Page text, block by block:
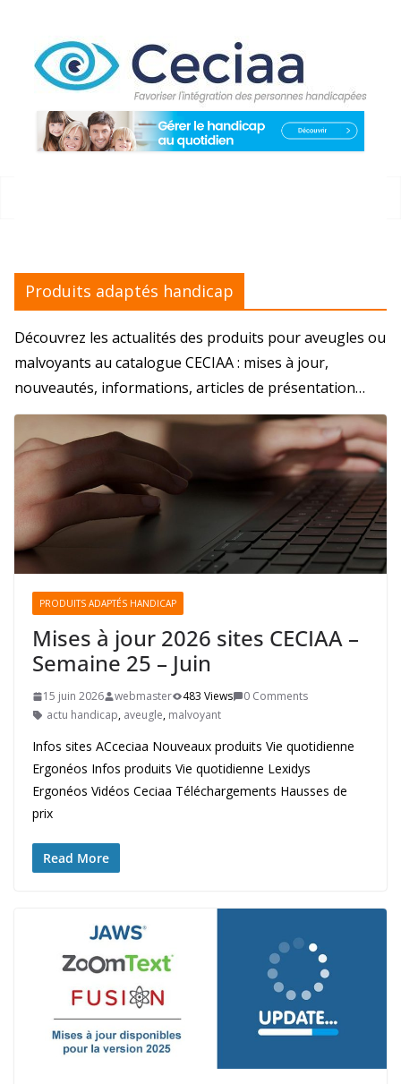
contenu
Produits adaptés handicap
Découvrez les actualités des produits pour aveugles ou
malvoyants au catalogue CECIAA : mises à jour,
nouveautés, informations, articles de présentation…
PRODUITS ADAPTÉS HANDICAP
Mises à jour 2026 sites CECIAA –
Semaine 25 – Juin
15 juin 2026 webmaster 483 Views
0 Comments
actu handicap, aveugle, malvoyant
Infos sites ACceciaa Nouveaux produits Vie quotidienne
Ergonéos Infos produits Vie quotidienne Lexidys
Ergonéos Vidéos Ceciaa Téléchargements Hausses de
prix
Read More